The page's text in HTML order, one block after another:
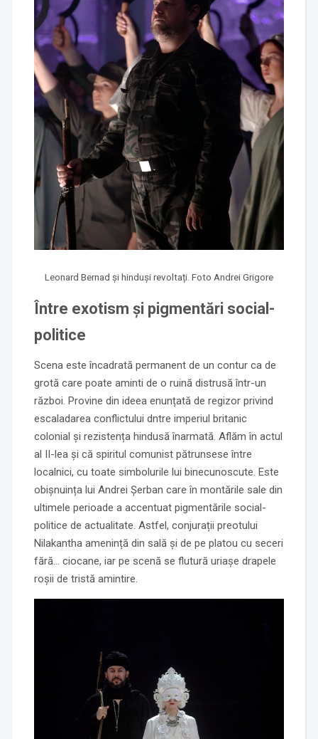
Leonard Bernad și hinduși revoltați. Foto Andrei Grigore
Între exotism și pigmentări social-
politice
Scena este încadrată permanent de un contur ca de
grotă care poate aminti de o ruină distrusă într-un
război. Provine din ideea enunțată de regizor privind
escaladarea conflictului dntre imperiul britanic
colonial și rezistența hindusă înarmată. Aflăm în actul
al II-lea și că spiritul comunist pătrunsese între
localnici, cu toate simbolurile lui binecunoscute. Este
obișnuința lui Andrei Șerban care în montările sale din
ultimele perioade a accentuat pigmentările social-
politice de actualitate. Astfel, conjurații preotului
Nilakantha amenință din sală și de pe platou cu seceri
fără… ciocane, iar pe scenă se flutură uriașe drapele
roșii de tristă amintire.